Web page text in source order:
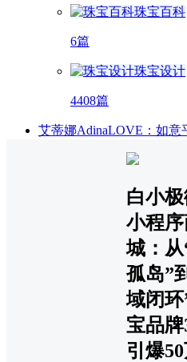
珠宝百科
6篇
珠宝设计
4408篇
艾蒂娜AdinaLOVE：如意
白小
小程
城：
孤岛”
域闭
宝品牌
引爆